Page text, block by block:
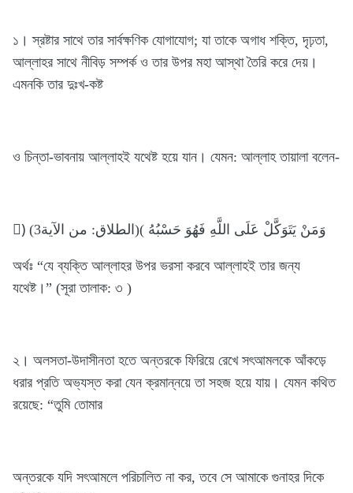
১। স্রষ্টার সাথে তার সার্বক্ষণিক যোগাযোগ; যা তাকে অগাধ শক্তি, দৃঢ়তা,
আল্লাহর সাথে নীবিড় সম্পর্ক ও তার উপর মহা আস্থা তৈরি করে দেয়।
এমনকি তার দুঃখ-কষ্ট
ও চিন্তা-ভাবনায় আল্লাহই যথেষ্ট হয়ে যান। যেমন: আল্লাহ তায়ালা বলেন-
)ُ وَمَنْ يَتَوَكَّلْ عَلَى اللَّهِ فَهُوَ حَسْبُهُ )(الطلاق: من الآية3)
অর্থঃ “যে ব্যক্তি আল্লাহর উপর ভরসা করবে আল্লাহই তার জন্য
যথেষ্ট।” (সূরা তালাক: ৩ )
২। অলসতা-উদাসীনতা হতে অন্তরকে ফিরিয়ে রেখে সৎআমলকে আঁকড়ে
ধরার প্রতি অভ্যস্ত করা যেন ক্রমান্নয়ে তা সহজ হয়ে যায়। যেমন কথিত
রয়েছে: “তুমি তোমার
অন্তরকে যদি সৎআমলে পরিচালিত না কর, তবে সে আমাকে গুনাহর দিকে